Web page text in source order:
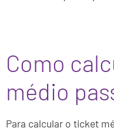
Como
médio
Para calcular o ticket